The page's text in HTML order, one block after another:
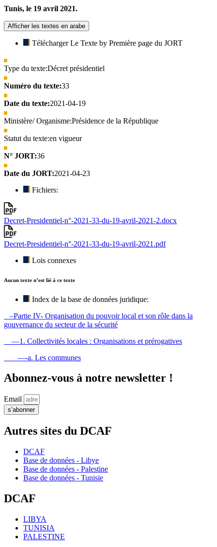
Tunis, le 19 avril 2021.
Afficher les textes en arabe
Télécharger Le Texte by Première page du JORT
Type du texte:Décret présidentiel
Numéro du texte:33
Date du texte:2021-04-19
Ministère/ Organisme:Présidence de la République
Statut du texte:en vigueur
N° JORT:36
Date du JORT:2021-04-23
Fichiers:
Decret-Presidentiel-n°-2021-33-du-19-avril-2021-2.docx
Decret-Presidentiel-n°-2021-33-du-19-avril-2021.pdf
Lois connexes
Aucun texte n’est lié à ce texte
Index de la base de données juridique:
–Partie IV- Organisation du pouvoir local et son rôle dans la
gouvernance du secteur de la sécurité
—1. Collectivités locales : Organisations et prérogatives
—-a. Les communes
Abonnez-vous à notre newsletter !
Email
s’abonner
Autres sites du DCAF
DCAF
Base de données - Libye
Base de données - Palestine
Base de données - Tunisie
DCAF
LIBYA
TUNISIA
PALESTINE